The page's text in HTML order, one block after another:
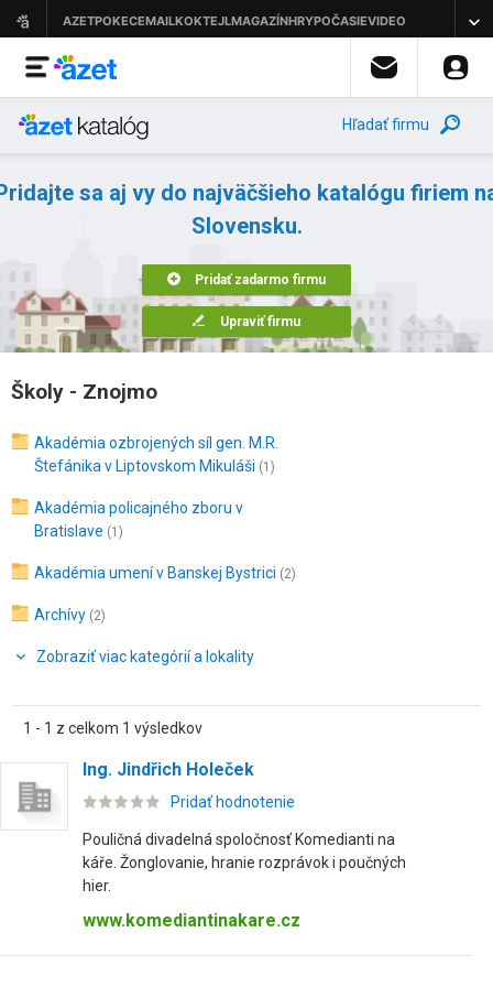
Hľadať firmu
sa aj vy do najväčšieho katalógu firiem
Slovensku.
Pridať zadarmo firmu
Upraviť firmu
Školy - Znojmo
Akadémia ozbrojených síl gen. M.R.
Štefánika v Liptovskom Mikuláši (1)
Akadémia policajného zboru v
Bratislave (1)
Akadémia umení v Banskej Bystrici (2)
Archívy (2)
Zobraziť viac kategórií a lokality
1 - 1 z celkom 1 výsledkov
Ing. Jindřich Holeček
Pridať hodnotenie
Pouličná divadelná spoločnosť Komedianti na
káře. Žonglovanie, hranie rozprávok i poučných
hier.
www.komediantinakare.cz